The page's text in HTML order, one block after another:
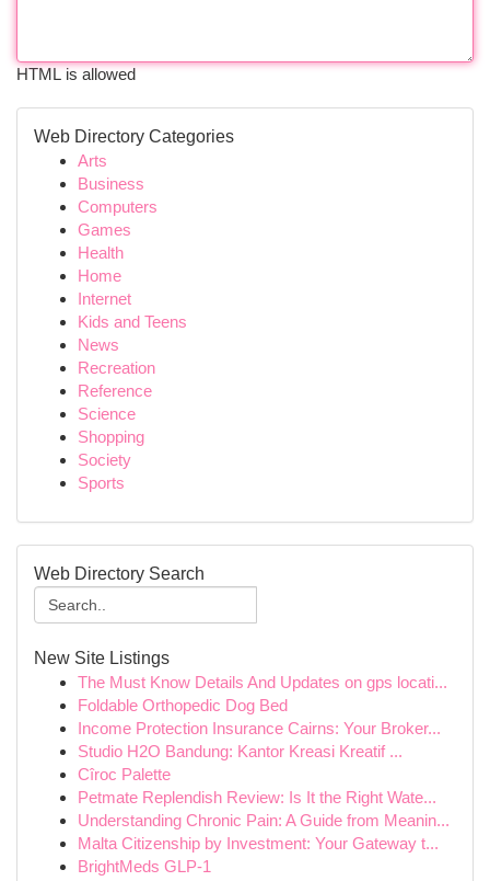
HTML is allowed
Web Directory Categories
Arts
Business
Computers
Games
Health
Home
Internet
Kids and Teens
News
Recreation
Reference
Science
Shopping
Society
Sports
Web Directory Search
New Site Listings
The Must Know Details And Updates on gps locati...
Foldable Orthopedic Dog Bed
Income Protection Insurance Cairns: Your Broker...
Studio H2O Bandung: Kantor Kreasi Kreatif ...
Cîroc Palette
Petmate Replendish Review: Is It the Right Wate...
Understanding Chronic Pain: A Guide from Meanin...
Malta Citizenship by Investment: Your Gateway t...
BrightMeds GLP-1